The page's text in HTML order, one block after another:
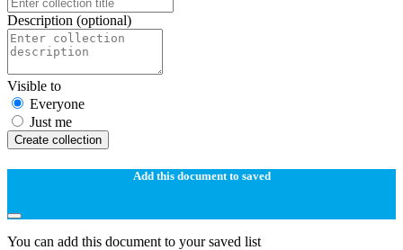
Description (optional)
Visible to
Everyone
Just me
Create collection
Add this document to saved
You can add this document to your saved list